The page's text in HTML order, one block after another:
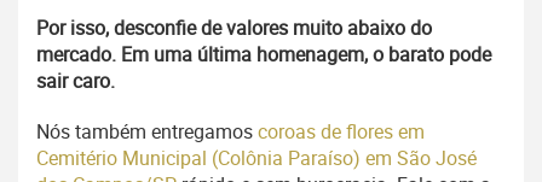
Por isso, desconfie de valores muito abaixo do
mercado. Em uma última homenagem, o barato pode
sair caro.
Nós também entregamoscoroas de flores em
Cemitério Municipal (Colônia Paraíso) em São José